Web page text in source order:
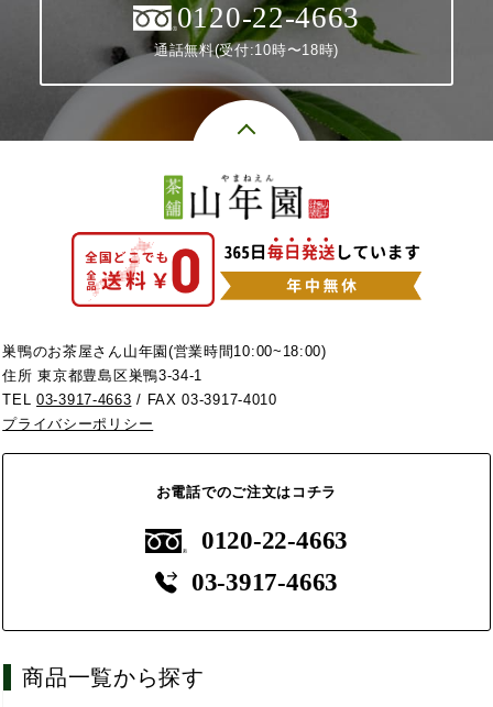
0120-22-4663
通話無料(受付:10時〜18時)
巣鴨のお茶屋さん山年園(営業時間10:00~18:00)
住所 東京都豊島区巣鴨3-34-1
TEL03-3917-4663 / FAX 03-3917-4010
プライバシーポリシー
お電話でのご注文はコチラ
0120-22-4663
03-3917-4663
商品一覧から探す